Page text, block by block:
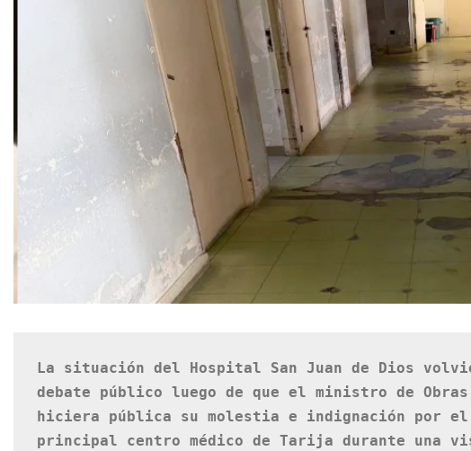
La situación del Hospital San Juan de Dios
debate público luego de que el ministro de
hiciera pública su molestia e indignación por
principal centro médico de Tarija durante una